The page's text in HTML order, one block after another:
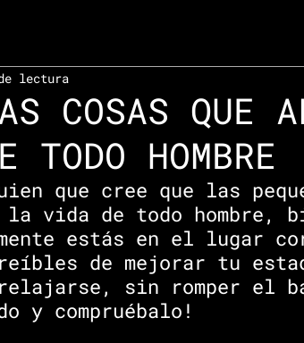
COSAS QUE
TODO HOMBRE
lectura
que cree que las
la vida de todo hombre,
estás en el lugar
de mejorar tu
sin romper el
y compruébalo!